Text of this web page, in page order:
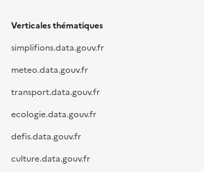
Verticales thématiques
simplifions.data.gouv.fr
meteo.data.gouv.fr
transport.data.gouv.fr
ecologie.data.gouv.fr
defis.data.gouv.fr
culture.data.gouv.fr